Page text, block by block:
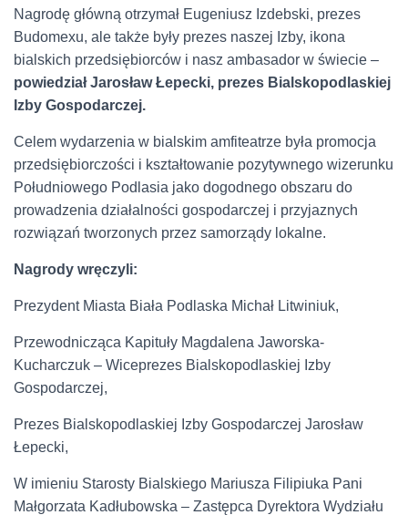
Nagrodę główną otrzymał Eugeniusz Izdebski, prezes
Budomexu, ale także były prezes naszej Izby, ikona
bialskich przedsiębiorców i nasz ambasador w świecie –
powiedział Jarosław Łepecki, prezes Bialskopodlaskiej
Izby Gospodarczej.
Celem wydarzenia w bialskim amfiteatrze była promocja
przedsiębiorczości i kształtowanie pozytywnego wizerunku
Południowego Podlasia jako dogodnego obszaru do
prowadzenia działalności gospodarczej i przyjaznych
rozwiązań tworzonych przez samorządy lokalne.
Nagrody wręczyli:
Prezydent Miasta Biała Podlaska Michał Litwiniuk,
Przewodnicząca Kapituły Magdalena Jaworska-
Kucharczuk – Wiceprezes Bialskopodlaskiej Izby
Gospodarczej,
Prezes Bialskopodlaskiej Izby Gospodarczej Jarosław
Łepecki,
W imieniu Starosty Bialskiego Mariusza Filipiuka Pani
Małgorzata Kadłubowska – Zastępca Dyrektora Wydziału